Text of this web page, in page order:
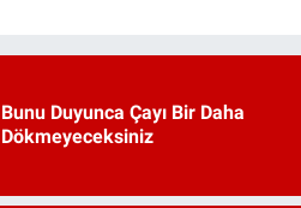
Bunu Duyunca Çayı Bir Daha
Dökmeyeceksiniz